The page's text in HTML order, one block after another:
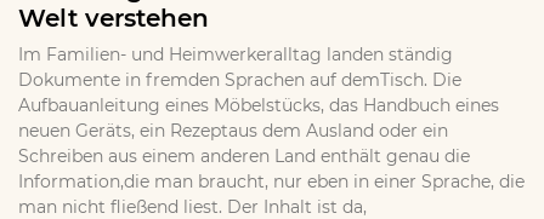
Welt verstehen
Im Familien- und Heimwerkeralltag landen ständig
Dokumente in fremden Sprachen auf demTisch. Die
Aufbauanleitung eines Möbelstücks, das Handbuch eines
neuen Geräts, ein Rezeptaus dem Ausland oder ein
Schreiben aus einem anderen Land enthält genau die
Information,die man braucht, nur eben in einer Sprache, die
man nicht fließend liest. Der Inhalt ist da,